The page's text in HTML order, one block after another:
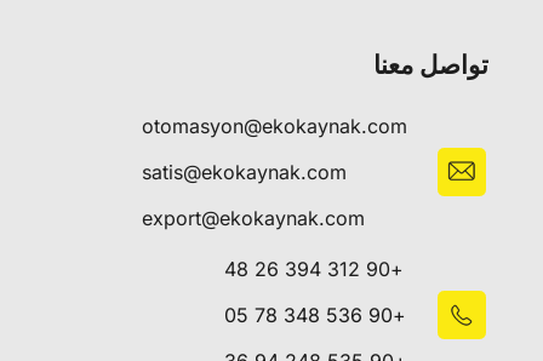
تواصل معنا
otomasyon@ekokaynak.com
satis@ekokaynak.com
export@ekokaynak.com
+90 312 394 26 48
+90 536 348 78 05